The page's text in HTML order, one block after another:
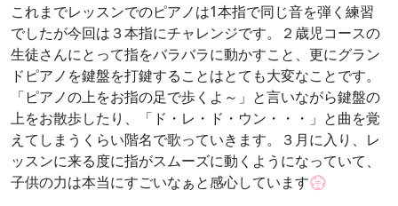
これまでレッスンでのピアノは1本指で同じ音を弾く練習
でしたが今回は３本指にチャレンジです。２歳児コースの
生徒さんにとって指をバラバラに動かすこと、更にグラン
ドピアノを鍵盤を打鍵することはとても大変なことです。
「ピアノの上をお指の足で歩くよ～」と言いながら鍵盤の
上をお散歩したり、「ド・レ・ド・ウン・・・」と曲を覚
えてしまうくらい階名で歌っていきます。３月に入り、レ
ッスンに来る度に指がスムーズに動くようになっていて、
子供の力は本当にすごいなぁと感心しています💮